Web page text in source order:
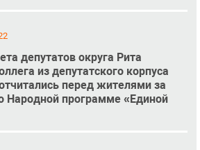
депутатов округа Рита
из депутатского корпуса
перед жителями за
Народной программе «Единой